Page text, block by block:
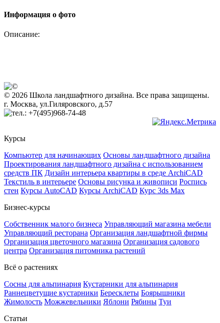
Информация о фото
Описание:
© 2026 Школа ландшафтного дизайна. Все права защищены.
г. Москва, ул.Гиляровского, д.57
+7(495)968-74-48
Курсы
Компьютер для начинающих Основы ландшафтного дизайна
Проектирования ландшафтного дизайна с использованием
средств ПК Дизайн интерьера квартиры в среде ArchiCAD
Текстиль в интерьере Основы рисунка и живописи Роспись
стен Курсы AutoCAD Курсы ArchiCAD Курс 3ds Max
Бизнес-курсы
Собственник малого бизнеса Управляющий магазина мебели
Управляющий ресторана Организация ландшафтной фирмы
Организация цветочного магазина Организация садового
центра Организация питомника растений
Всё о растениях
Сосны для альпинария Кустарники для альпинария
Раннецветущие кустарники Бересклеты Боярышники
Жимолость Можжевельники Яблони Рябины Туи
Статьи